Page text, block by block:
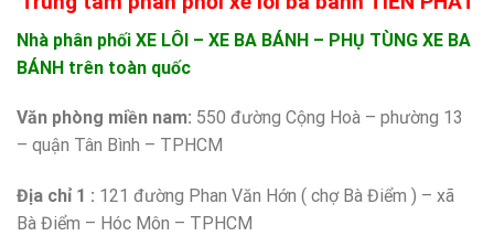
Nhà phân phối XE LÔI – XE BA BÁNH – PHỤ TÙNG XE BA
BÁNH trên toàn quốc
Văn phòng miền nam: 550 đường Cộng Hoà – phường 13
– quận Tân Bình – TPHCM
Địa chỉ 1 : 121 đường Phan Văn Hớn ( chợ Bà Điểm ) – xã
Bà Điểm – Hóc Môn – TPHCM